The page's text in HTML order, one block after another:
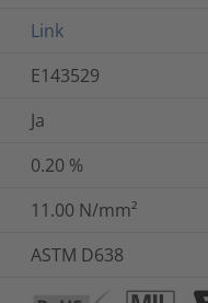
Link
E143529
Ja
0.20 %
11.00 N/mm²
ASTM D638